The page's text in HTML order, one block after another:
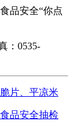
品安全“你点
：0535-
片、平凉米
品安全抽检